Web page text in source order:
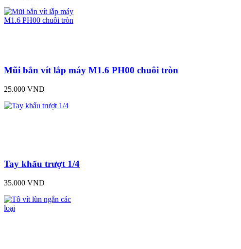
Mũi bắn vít lắp máy M1.6 PH00 chuôi tròn
25.000 VND
Tay khẩu trượt 1/4
35.000 VND